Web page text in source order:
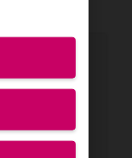
activar
un SMS con
la app o
a un